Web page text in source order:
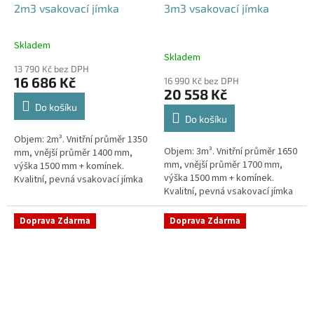
2m3 vsakovací jímka
Průměrné
produktu
je
4,8
hvězdiček.
Skladem
13 790 Kč bez DPH
16 686 Kč
Do košíku
Objem: 2m³. Vnitřní průměr 1350
mm, vnější průměr 1400 mm,
výška 1500 mm + komínek.
Kvalitní, pevná vsakovací jímka
obetonování Průměr přítoku a
odtoku +...
3m3 vsakovací jímka
Skladem
16 990 Kč bez DPH
20 558 Kč
Do košíku
Objem: 3m³. Vnitřní průměr 1650
mm, vnější průměr 1700 mm,
výška 1500 mm + komínek.
Kvalitní, pevná vsakovací jímka
(nádrž) bez potřeby
obetonování Průměr přítoku a
odtoku +...
Doprava Zdarma Doprava Zdarma